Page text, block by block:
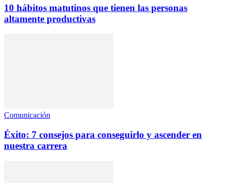
10 hábitos matutinos que tienen las personas
altamente productivas
Comunicación
Éxito: 7 consejos para conseguirlo y ascender en
nuestra carrera